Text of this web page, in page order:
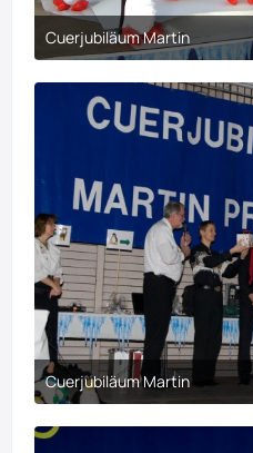
Cuerjubiläum Martin
30. März 2017 um 21:10
Cuerjubiläum Martin
30. März 2017 um 21:10